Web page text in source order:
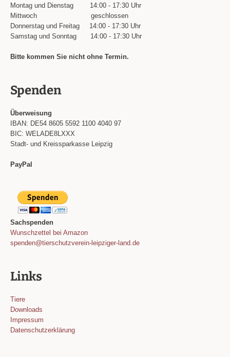
Montag und Dienstag
14:00 - 17:30 Uhr
Mittwoch
geschlossen
Donnerstag und Freitag
14:00 - 17:30 Uhr
Samstag und Sonntag
14:00 - 17:30 Uhr
Bitte kommen Sie nicht ohne Termin.
Spenden
Überweisung
IBAN: DE54 8605 5592 1100 4040 97
BIC: WELADE8LXXX
Stadt- und Kreissparkasse Leipzig
PayPal
Sachspenden
Wunschzettel bei Amazon
spenden@tierschutzverein-leipziger-land.de
Links
Tiere
Downloads
Impressum
Datenschutzerklärung